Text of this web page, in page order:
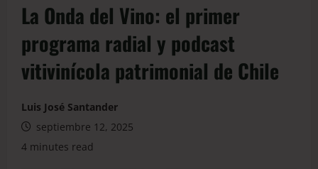
La Onda del Vino: el primer
programa radial y podcast
vitivinícola patrimonial de Chile
Luis José Santander
septiembre 12, 2025
4 minutes read